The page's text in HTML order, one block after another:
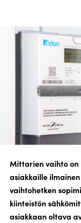
Mittarien vaihto on
asiakkaille
vaihtohetken
kiinteistön
asiakkaan oltava